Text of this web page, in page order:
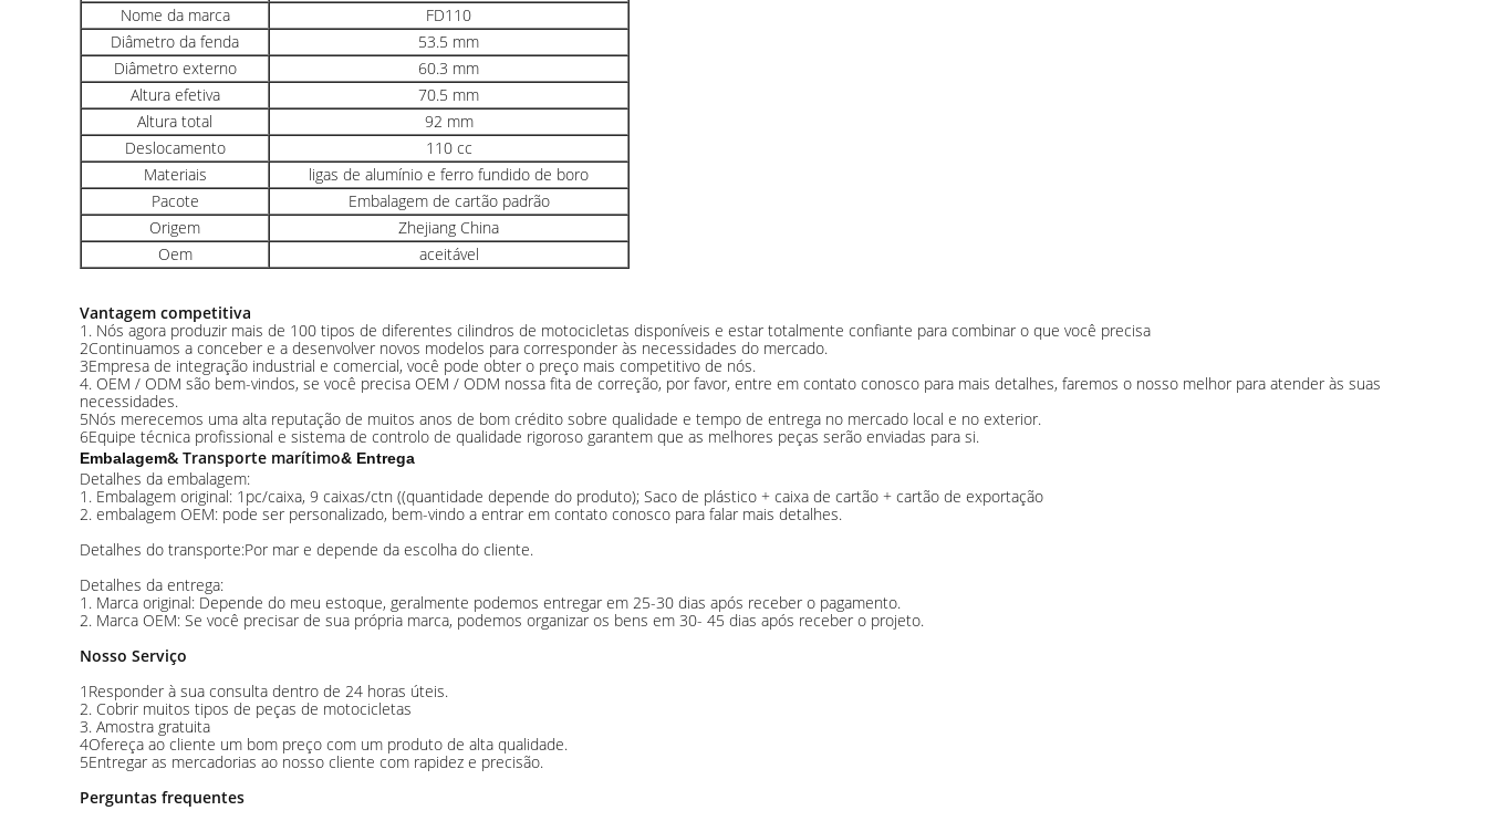
Nome da marca
FD110
Diâmetro da fenda
53.5 mm
Diâmetro externo
60.3 mm
Altura efetiva
70.5 mm
Altura total
92 mm
Deslocamento
110 cc
Materiais
ligas de alumínio e ferro fundido de boro
Pacote
Embalagem de cartão padrão
Origem
Zhejiang China
Oem
aceitável
Vantagem competitiva
1. Nós agora produzir mais de 100 tipos de diferentes cilindros de motocicletas disponíveis e estar totalmente confiante para combinar o que você precisa
2Continuamos a conceber e a desenvolver novos modelos para corresponder às necessidades do mercado.
3Empresa de integração industrial e comercial, você pode obter o preço mais competitivo de nós.
4. OEM / ODM são bem-vindos, se você precisa OEM / ODM nossa fita de correção, por favor, entre em contato conosco para mais detalhes, faremos o nosso melhor para atender às suas
necessidades.
5Nós merecemos uma alta reputação de muitos anos de bom crédito sobre qualidade e tempo de entrega no mercado local e no exterior.
6Equipe técnica profissional e sistema de controlo de qualidade rigoroso garantem que as melhores peças serão enviadas para si.
Embalagem& Transporte marítimo& Entrega
Detalhes da embalagem:
1. Embalagem original: 1pc/caixa, 9 caixas/ctn ((quantidade depende do produto); Saco de plástico + caixa de cartão + cartão de exportação
2. embalagem OEM: pode ser personalizado, bem-vindo a entrar em contato conosco para falar mais detalhes.
Detalhes do transporte:Por mar e depende da escolha do cliente.
Detalhes da entrega:
1. Marca original: Depende do meu estoque, geralmente podemos entregar em 25-30 dias após receber o pagamento.
2. Marca OEM: Se você precisar de sua própria marca, podemos organizar os bens em 30- 45 dias após receber o projeto.
Nosso Serviço
1Responder à sua consulta dentro de 24 horas úteis.
2. Cobrir muitos tipos de peças de motocicletas
3. Amostra gratuita
4Ofereça ao cliente um bom preço com um produto de alta qualidade.
5Entregar as mercadorias ao nosso cliente com rapidez e precisão.
Perguntas frequentes